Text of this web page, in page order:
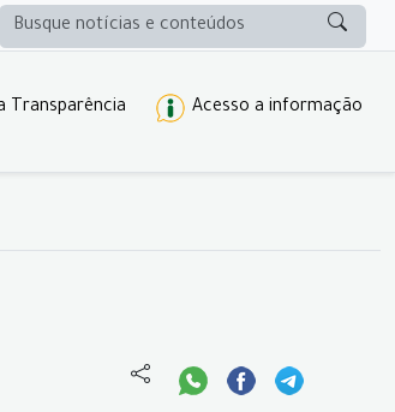
Transparência Acesso a informação